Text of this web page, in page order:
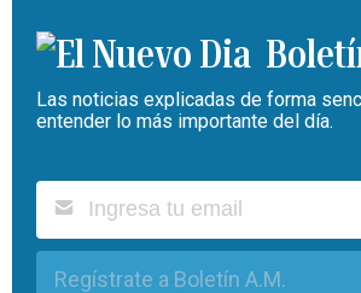
Las noticias explicadas de forma
entender lo más importante del día.
Regístrate a Boletín A.M.